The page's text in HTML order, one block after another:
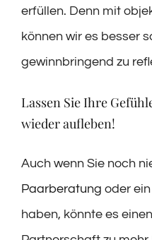
erfüllen. Denn mit
können wir es besser
gewinnbringend zu
Lassen Sie Ihre
wieder aufleben!
Auch wenn Sie noch
Paarberatung oder
haben, könnte es